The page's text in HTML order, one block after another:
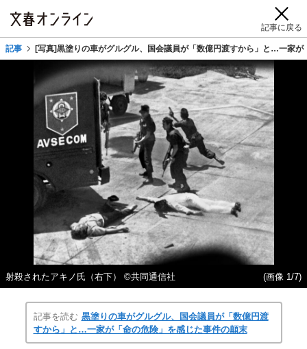
記事に戻る
記事 [写真]黒塗りの車がグルグル、国会議員が「数億円渡すから」と…一家が
射殺されたアキノ氏（右下） ©共同通信社 (画像 1/7)
記事を読む 黒塗りの車がグルグル、国会議員が「数億円渡
すから」と…一家が「命の危険」を感じた事件の顛末